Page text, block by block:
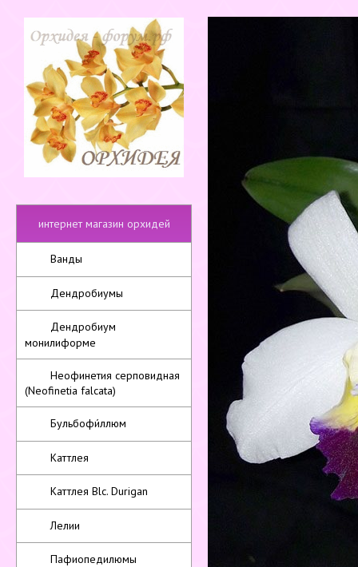
интернет магазин орхидей
Ванды
Дендробиумы
Дендробиум
монилиформе
Неофинетия серповидная
(Neofinetia falcata)
Бульбофи́ллюм
Каттлея
Каттлея Blc. Durigan
Лелии
Пафиопедилюмы